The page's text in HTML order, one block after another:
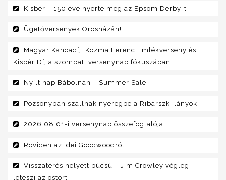
Kisbér – 150 éve nyerte meg az Epsom Derby-t
Ügetőversenyek Orosházán!
Magyar Kancadíj, Kozma Ferenc Emlékverseny és
Kisbér Díj a szombati versenynap fókuszában
Nyílt nap Bábolnán – Summer Sale
Pozsonyban szállnak nyeregbe a Ribárszki lányok
2026.08.01-i versenynap összefoglalója
Röviden az idei Goodwoodról
Visszatérés helyett búcsú – Jim Crowley végleg
leteszi az ostort